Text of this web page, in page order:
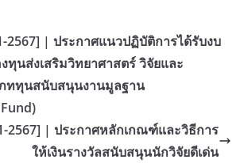
2567] | ประกาศแนวปฏิบัติการได้รับงบ
นส่งเสริมวิทยาศาสตร์ วิจัยและ
ททุนสนับสนุนงานมูลฐาน
2567] | ประกาศหลักเกณฑ์และวิธีการ
ให้เงินรางวัลสนับสนุนนักวิจัยดีเด่น